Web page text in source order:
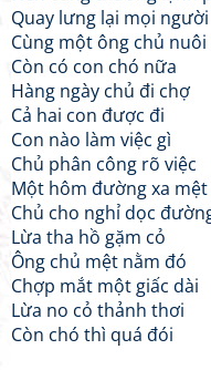
Quay lưng lại mọi người
Cùng một ông chủ nuôi
Còn có con chó nữa
Hàng ngày chủ đi chợ
Cả hai con được đi
Con nào làm việc gì
Chủ phân công rõ việc
Một hôm đường xa mệt
Chủ cho nghỉ dọc
Lừa tha hồ gặm cỏ
Ông chủ mệt nằm đó
Chợp mắt một giấc dài
Lừa no cỏ thảnh thơi
Còn chó thì quá đói